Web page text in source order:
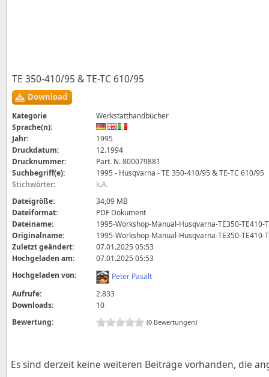
TE 350-410/95 & TE-TC 610/95
Download
Kategorie
Werkstatthandbücher
Sprache(n):
Jahr:
1995
Druckdatum:
12.1994
Drucknummer:
Part. N. 800079881
Suchbegriff(e):
1995 - Husqvarna - TE 350-410/95 & TE-TC 610/95
Stichwörter:
k.A.
Dateigröße:
34,09 MB
Dateiformat:
PDF Dokument
Dateiname:
1995-Workshop-Manual-Husqvarna-TE350-TE410-
Originalname:
1995-Workshop-Manual-Husqvarna-TE350-TE410-
Zuletzt geändert:
07.01.2025 05:53
Hochgeladen am:
07.01.2025 05:53
Hochgeladen von:
Peter Pasalt
Aufrufe:
2.833
Downloads:
10
Bewertung:
(0 Bewertungen)
Es sind derzeit keine weiteren Beiträge vorhanden, die